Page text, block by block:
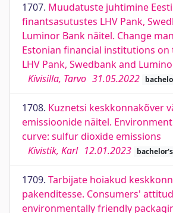
1707. Muudatuste juhtimine Eesti
finantsasutustes LHV Pank,
Luminor Bank näitel. Change
Estonian financial institutions on
LHV Pank, Swedbank and
Kivisilla, Tarvo 31.05.2022
1708. Kuznetsi keskkonnakõver
emissioonide näitel.
curve: sulfur dioxide emissions
Kivistik, Karl 12.01.2023
1709. Tarbijate hoiakud
pakenditesse. Consumers'
environmentally friendly